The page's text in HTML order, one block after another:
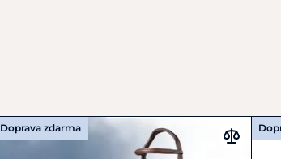
Doprava zdarma